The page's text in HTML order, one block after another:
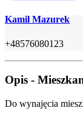
Kamil Mazurek
+48576080123
Opis -
Do wynajęcia